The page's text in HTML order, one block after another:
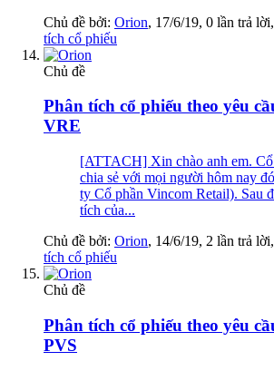
Chủ đề bởi: Orion, 17/6/19, 0 lần trả
tích cổ phiếu
Chủ đề
Phân tích cổ phiếu theo yêu
VRE
[ATTACH] Xin chào anh em.
chia sẻ với mọi người hôm nay
ty Cổ phần Vincom Retail). Sau
tích của...
Chủ đề bởi: Orion, 14/6/19, 2 lần trả
tích cổ phiếu
Chủ đề
Phân tích cổ phiếu theo yêu
PVS